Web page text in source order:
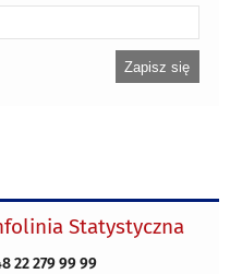
Statystyczna
22 279 99 99